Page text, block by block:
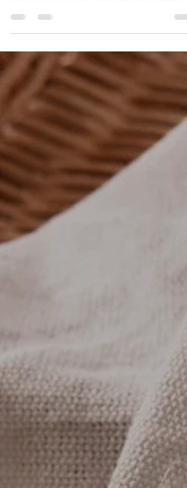
ヒゲは渋く見えて大人な男性のイメージがありま
合わない方もいらっしゃいます。 ヒゲ脱毛によ
変化は沢山ありますが、その中に 若返りの効果
期待できるのです！！...